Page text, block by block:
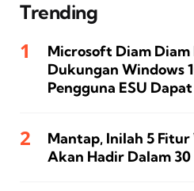
Trending
Microsoft Diam Diam
Dukungan Windows
Pengguna ESU
Mantap, Inilah 5 Fitur
Akan Hadir Dalam